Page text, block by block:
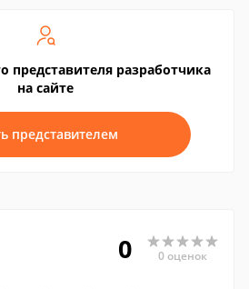
представителя разработчика
на сайте
представителем
0 0 оценок